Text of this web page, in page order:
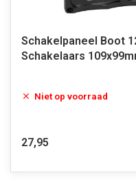
Schakelpaneel Boot
Schakelaars
Niet op voorraad
27,95